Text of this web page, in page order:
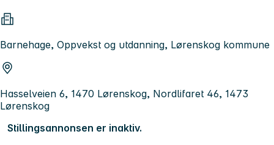
Barnehage, Oppvekst og utdanning, Lørenskog kommune
Hasselveien 6, 1470 Lørenskog, Nordlifaret 46, 1473
Lørenskog
Stillingsannonsen er inaktiv.